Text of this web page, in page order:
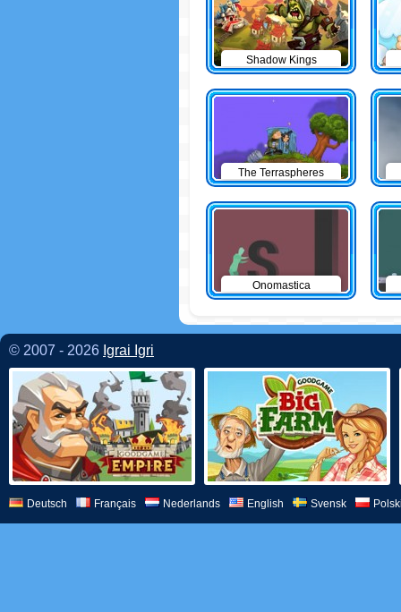
Shadow Kings
The Terraspheres
Onomastica
© 2007 - 2026 Igrai Igri
Deutsch Français Nederlands English Svensk